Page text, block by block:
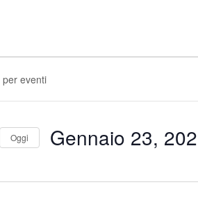
Oggi Gennaio 23,
la